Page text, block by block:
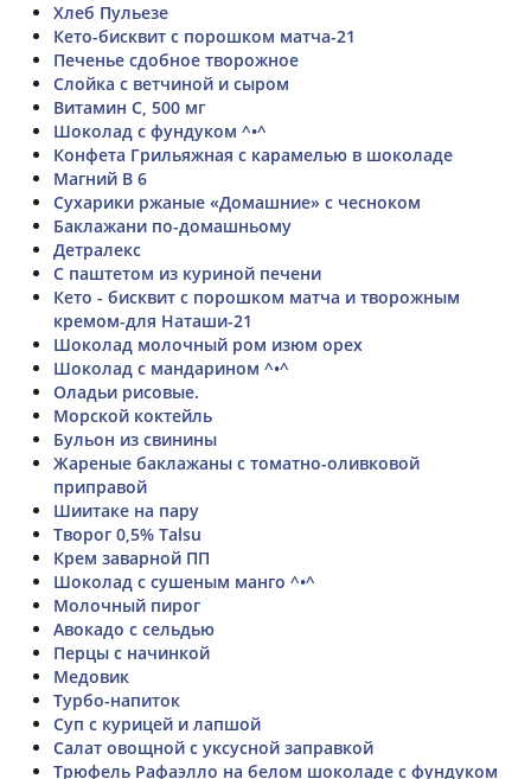
Хлеб Пульезе
Кето-бисквит с порошком матча-21
Печенье сдобное творожное
Слойка с ветчиной и сыром
Витамин С, 500 мг
Шоколад с фундуком ^•^
Конфета Грильяжная с карамелью в шоколаде
Магний B 6
Сухарики ржаные «Домашние» с чесноком
Баклажани по-домашньому
Детралекс
С паштетом из куриной печени
Кето - бисквит с порошком матча и творожным
кремом-для Наташи-21
Шоколад молочный ром изюм орех
Шоколад с мандарином ^•^
Оладьи рисовые.
Морской коктейль
Бульон из свинины
Жареные баклажаны с томатно-оливковой
приправой
Шиитаке на пару
Творог 0,5% Talsu
Крем заварной ПП
Шоколад с сушеным манго ^•^
Молочный пирог
Авокадо с сельдью
Перцы с начинкой
Медовик
Турбо-напиток
Суп с курицей и лапшой
Салат овощной с уксусной заправкой
Трюфель Рафаэлло на белом шоколаде с фундуком